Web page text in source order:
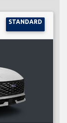
STANDARD